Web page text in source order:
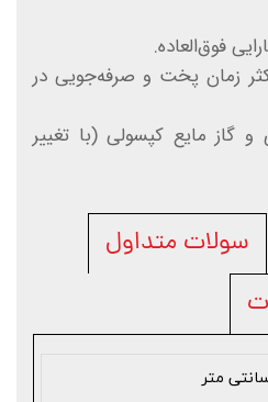
فوق‌العاده.
زمان پخت و صرفه‌جویی در
و گاز مایع کپسولی (با تغییر
سولات متداول